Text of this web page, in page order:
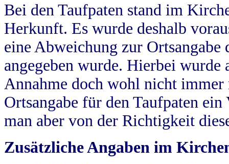
Bei den Taufpaten stand im
Herkunft. Es wurde deshalb
eine Abweichung zur
angegeben wurde. Hierbei wurde
Annahme doch wohl nicht
Ortsangabe für den Taufpaten
man aber von der Richtigkeit
Zusätzliche Angaben im